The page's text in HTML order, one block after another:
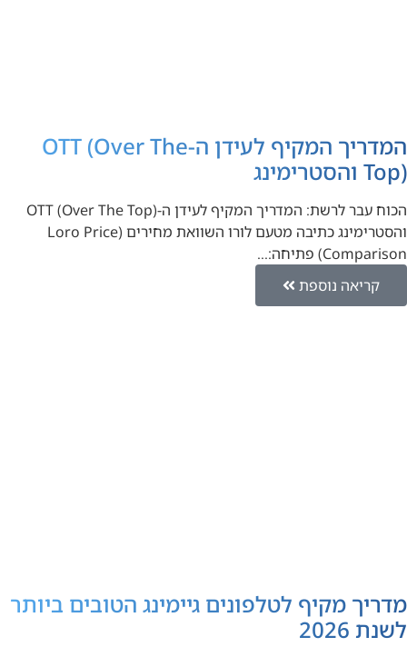
המדריך המקיף לעידן ה-OTT (Over The
Top) והסטרימינג
הכוח עבר לרשת: המדריך המקיף לעידן ה-OTT (Over The Top)
והסטרימינג כתיבה מטעם לורו השוואת מחירים (Loro Price
Comparison) פתיחה:…
קריאה נוספת
מדריך מקיף לטלפונים גיימינג הטובים ביותר
לשנת 2026